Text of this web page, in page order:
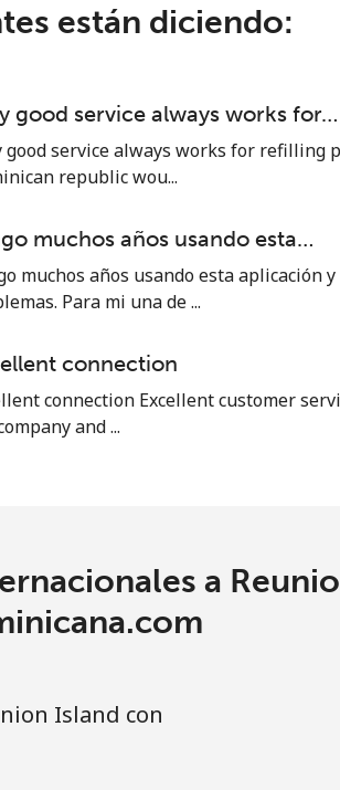
están diciendo:
good service always works for…
good service always works for refilling
republic wou...
muchos años usando esta…
muchos años usando esta aplicación
Para mi una de ...
connection
connection Excellent customer
and ...
a
Island con